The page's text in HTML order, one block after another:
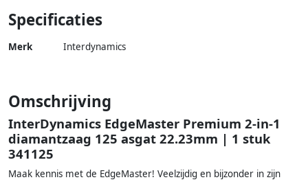
Specificaties
Merk Interdynamics
Omschrijving
InterDynamics EdgeMaster Premium 2-in-1
diamantzaag 125 asgat 22.23mm | 1 stuk
341125
Maak kennis met de EdgeMaster! Veelzijdig en bijzonder in zijn